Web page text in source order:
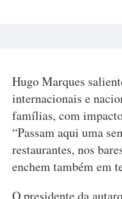
Hugo Marques
internacionais e
famílias, com
“Passam aqui uma
restaurantes, nos
enchem também em
O presidente da